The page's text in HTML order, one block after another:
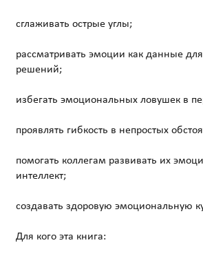
сглаживать острые углы;
рассматривать эмоции как данные
решений;
избегать эмоциональных ловушек в
проявлять гибкость в непростых
помогать коллегам развивать их
интеллект;
создавать здоровую эмоциональную
Для кого эта книга: